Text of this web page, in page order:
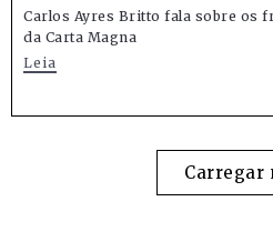
Carlos Ayres Britto fala sobre os
da Carta Magna
Leia
Carregar